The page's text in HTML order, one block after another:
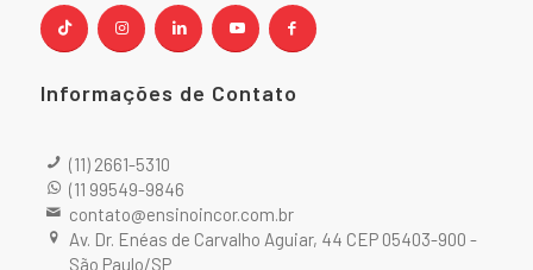
Informações de Contato
(11) 2661-5310
(11 99549-9846
contato@ensinoincor.com.br
Av. Dr. Enéas de Carvalho Aguiar, 44 CEP 05403-900 -
São Paulo/SP